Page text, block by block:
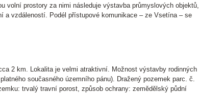
volní prostory za nimi následuje výstavba průmyslových objektů,
a vzdáleností. Podél přístupové komunikace – ze Vsetína – se
2 km. Lokalita je velmi atraktivní. Možnost výstavby rodinných
současného územního pánu). Dražený pozemek parc. č.
trvalý travní porost, způsob ochrany: zemědělský půdní